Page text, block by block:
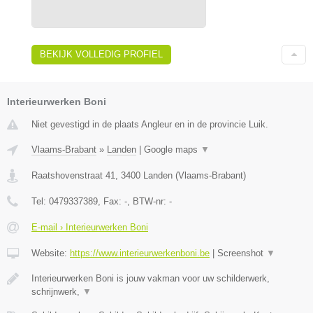
BEKIJK VOLLEDIG PROFIEL
Interieurwerken Boni
Niet gevestigd in de plaats Angleur en in de provincie Luik.
Vlaams-Brabant » Landen Google maps ▼
Raatshovenstraat 41, 3400 Landen (Vlaams-Brabant)
Tel: 0479337389, Fax: -, BTW-nr: -
E-mail › Interieurwerken Boni
Website: https://www.interieurwerkenboni.be Screenshot ▼
Interieurwerken Boni is jouw vakman voor uw schilderwerk,
schrijnwerk, ▼